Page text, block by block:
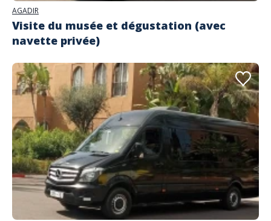
AGADIR
Visite du musée et dégustation (avec
navette privée)